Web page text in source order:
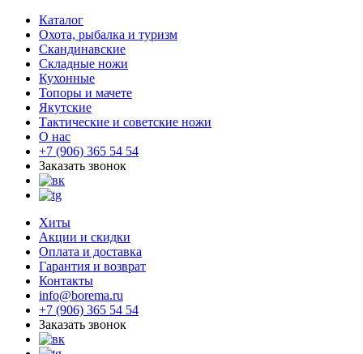
Каталог
Охота, рыбалка и туризм
Скандинавские
Складные ножи
Кухонные
Топоры и мачете
Якутские
Тактические и советские ножи
О нас
+7 (906) 365 54 54
Заказать звонок
Хиты
Акции и скидки
Оплата и доставка
Гарантия и возврат
Контакты
info@borema.ru
+7 (906) 365 54 54
Заказать звонок